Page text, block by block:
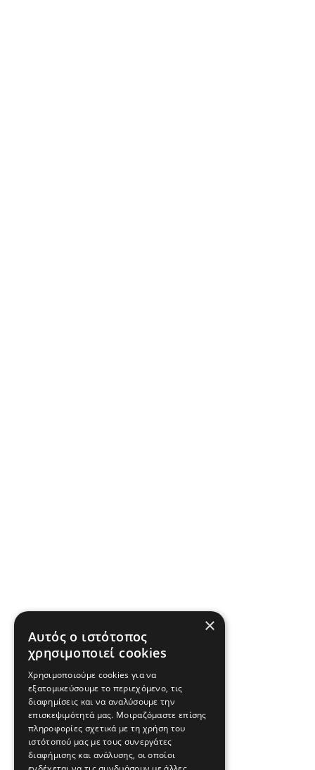
×
Αυτός ο ιστότοπος
χρησιμοποιεί cookies
Χρησιμοποιούμε cookies για να
εξατομικεύσουμε το περιεχόμενο, τις
διαφημίσεις και να αναλύσουμε την
επισκεψιμότητά μας. Μοιραζόμαστε επίσης
πληροφορίες σχετικά με τη χρήση του
ιστότοπού μας με τους συνεργάτες
διαφήμισης και ανάλυσης, οι οποίοι